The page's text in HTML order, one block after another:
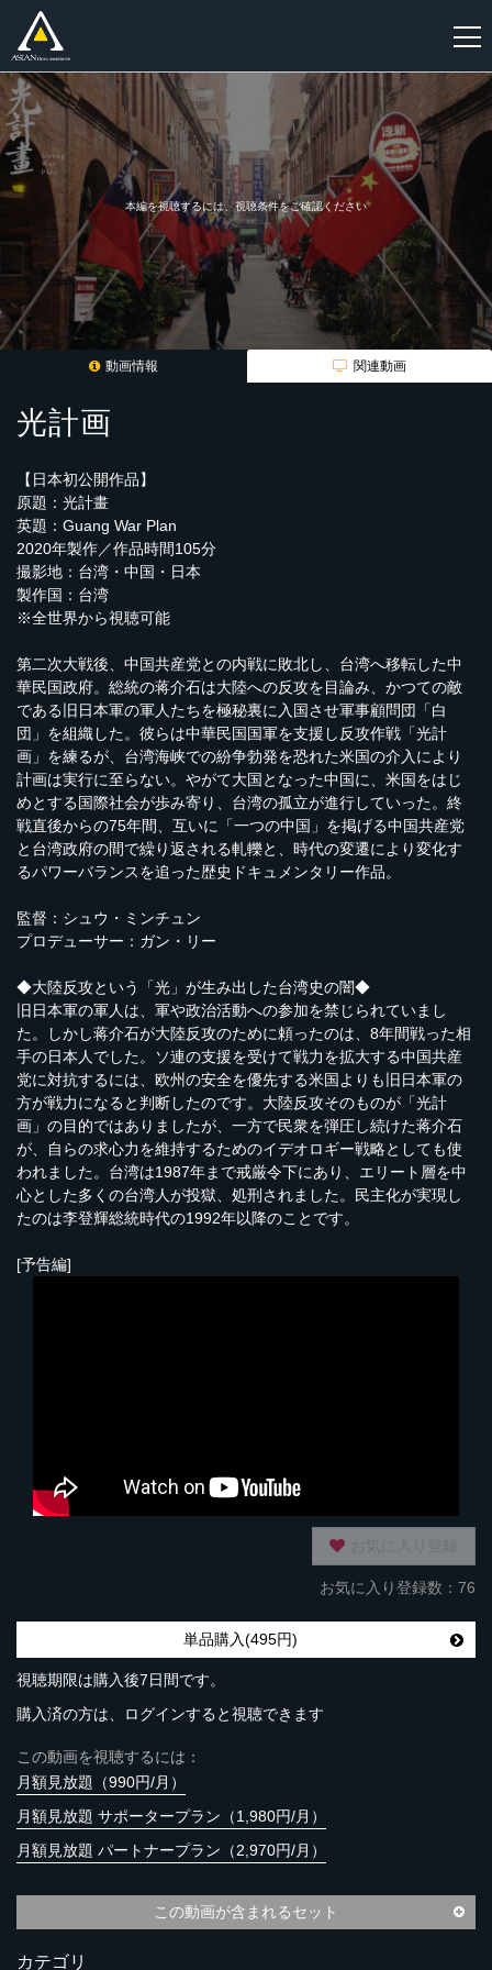
新
規
本編を視聴するには、視聴条件をご確認ください
動画情報 関連動画
光計画
【日本初公開作品】
原題：光計畫
英題：Guang War Plan
2020年製作／作品時間105分
撮影地：台湾・中国・日本
製作国：台湾
※全世界から視聴可能
第二次大戦後、中国共産党との内戦に敗北し、台湾へ移転した中
華民国政府。総統の蒋介石は大陸への反攻を目論み、かつての敵
である旧日本軍の軍人たちを極秘裏に入国させ軍事顧問団「白
団」を組織した。彼らは中華民国国軍を支援し反攻作戦「光計
画」を練るが、台湾海峡での紛争勃発を恐れた米国の介入により
計画は実行に至らない。やがて大国となった中国に、米国をはじ
めとする国際社会が歩み寄り、台湾の孤立が進行していった。終
戦直後からの75年間、互いに「一つの中国」を掲げる中国共産党
と台湾政府の間で繰り返される軋轢と、時代の変遷により変化す
るパワーバランスを追った歴史ドキュメンタリー作品。
監督：シュウ・ミンチュン
プロデューサー：ガン・リー
◆大陸反攻という「光」が生み出した台湾史の闇◆
旧日本軍の軍人は、軍や政治活動への参加を禁じられていまし
た。しかし蒋介石が大陸反攻のために頼ったのは、8年間戦った相
手の日本人でした。ソ連の支援を受けて戦力を拡大する中国共産
党に対抗するには、欧州の安全を優先する米国よりも旧日本軍の
方が戦力になると判断したのです。大陸反攻そのものが「光計
画」の目的ではありましたが、一方で民衆を弾圧し続けた蒋介石
が、自らの求心力を維持するためのイデオロギー戦略としても使
われました。台湾は1987年まで戒厳令下にあり、エリート層を中
心とした多くの台湾人が投獄、処刑されました。民主化が実現し
たのは李登輝総統時代の1992年以降のことです。
[予告編]
お気に入り登録数：76
単品購入(495円)
視聴期限は購入後7日間です。
購入済の方は、ログインすると視聴できます
この動画を視聴するには：
月額見放題（990円/月）
月額見放題 サポータープラン（1,980円/月）
月額見放題 パートナープラン（2,970円/月）
この動画が含まれるセット
カテゴリ